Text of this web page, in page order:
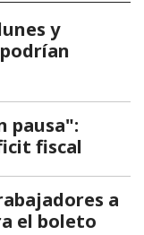
y
pausa":
fiscal
a
el boleto